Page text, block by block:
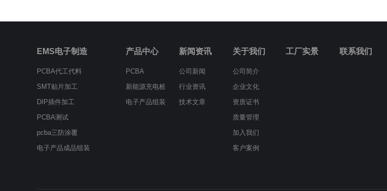
EMS电子制造
PCBA代工代料
SMT贴片加工
DIP插件加工
PCBA测试
pcba三防涂覆
电子产品成品组装
产品中心
PCBA
新能源充电桩
电子产品组装
新闻资讯
公司新闻
行业资讯
技术文章
关于我们
公司简介
企业文化
资质证书
质量管理
加入我们
客户案例
工厂实景 联系我们